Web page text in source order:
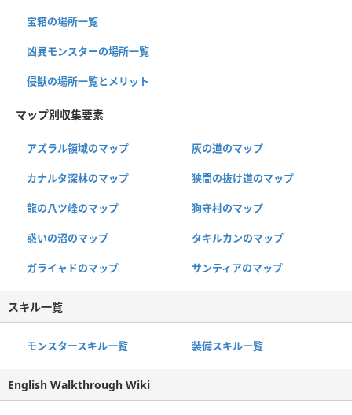
宝箱の場所一覧
凶異モンスターの場所一覧
侵獣の場所一覧とメリット
マップ別収集要素
アズラル領域のマップ 灰の道のマップ
カナルタ深林のマップ 狭間の抜け道のマップ
龍の八ツ峰のマップ 狗守村のマップ
惑いの沼のマップ タキルカンのマップ
ガライャドのマップ サンティアのマップ
スキル一覧
モンスタースキル一覧 装備スキル一覧
English Walkthrough Wiki